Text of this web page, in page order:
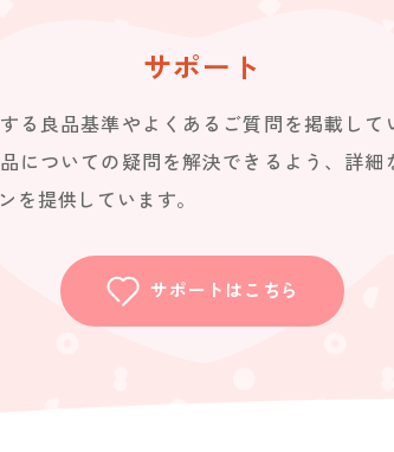
サポート
る良品基準やよくあるご質問を掲載して
についての疑問を解決できるよう、詳細
を提供しています。
サポートはこちら